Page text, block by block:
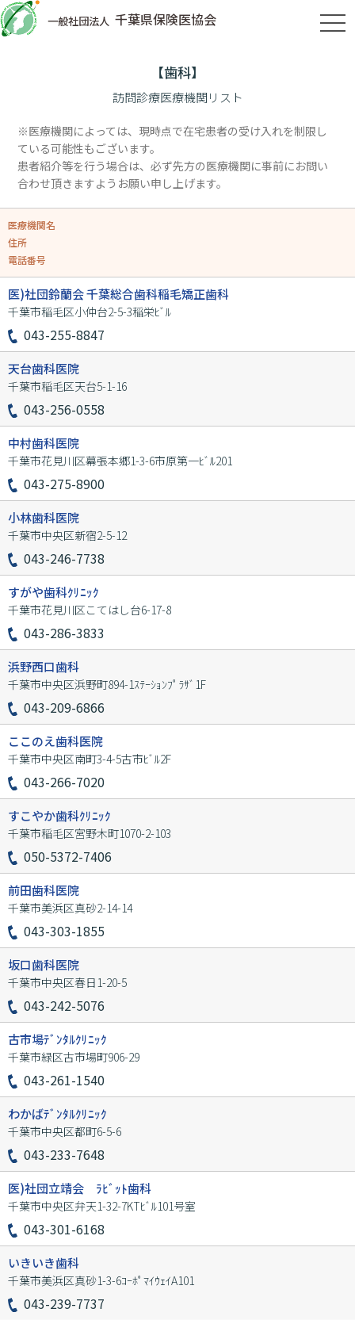
一般社団法人 千葉県保険医協会
【歯科】
訪問診療医療機関リスト
※医療機関によっては、現時点で在宅患者の受け入れを制限し
ている可能性もございます。
患者紹介等を行う場合は、必ず先方の医療機関に事前にお問い
合わせ頂きますようお願い申し上げます。
医療機関名
住所
電話番号
医)社団鈴蘭会 千葉総合歯科稲毛矯正歯科
千葉市稲毛区小仲台2-5-3稲栄ﾋﾞﾙ
043-255-8847
天台歯科医院
千葉市稲毛区天台5-1-16
043-256-0558
中村歯科医院
千葉市花見川区幕張本郷1-3-6市原第一ﾋﾞﾙ201
043-275-8900
小林歯科医院
千葉市中央区新宿2-5-12
043-246-7738
すがや歯科ｸﾘﾆｯｸ
千葉市花見川区こてはし台6-17-8
043-286-3833
浜野西口歯科
千葉市中央区浜野町894-1ｽﾃｰｼｮﾝﾌﾟﾗｻﾞ1F
043-209-6866
ここのえ歯科医院
千葉市中央区南町3-4-5古市ﾋﾞﾙ2F
043-266-7020
すこやか歯科ｸﾘﾆｯｸ
千葉市稲毛区宮野木町1070-2-103
050-5372-7406
前田歯科医院
千葉市美浜区真砂2-14-14
043-303-1855
坂口歯科医院
千葉市中央区春日1-20-5
043-242-5076
古市場ﾃﾞﾝﾀﾙｸﾘﾆｯｸ
千葉市緑区古市場町906-29
043-261-1540
わかばﾃﾞﾝﾀﾙｸﾘﾆｯｸ
千葉市中央区都町6-5-6
043-233-7648
医)社団立靖会 ﾗﾋﾞｯﾄ歯科
千葉市中央区弁天1-32-7KTﾋﾞﾙ101号室
043-301-6168
いきいき歯科
千葉市美浜区真砂1-3-6ｺｰﾎﾟﾏｲｳｪｲA101
043-239-7737